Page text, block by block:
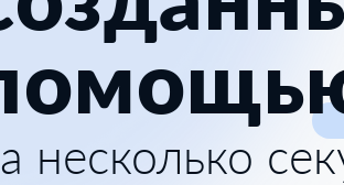
несколько